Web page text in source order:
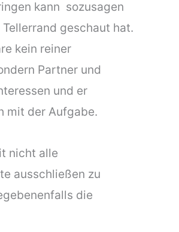
kann  sozusagen
geschaut hat.
kein reiner
Partner und
und er
mit der Aufgabe.
nicht alle
ausschließen zu
die